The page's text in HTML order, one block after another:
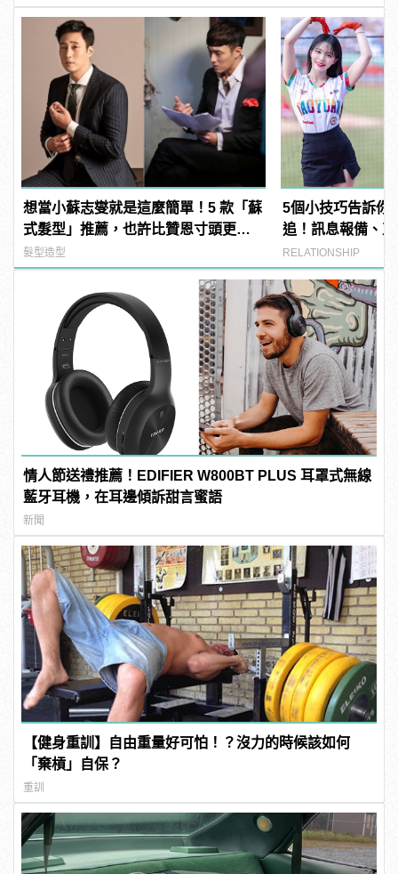
想當小蘇志燮就是這麼簡單！5 款「蘇
式髮型」推薦，也許比贊恩寸頭更適
合你！
髮型造型
5個小技巧告訴你
追！訊息報備、
RELATIONSHIP
情人節送禮推薦！EDIFIER W800BT PLUS 耳罩式無線
藍牙耳機，在耳邊傾訴甜言蜜語
新聞
【健身重訓】自由重量好可怕！？沒力的時候該如何
「棄槓」自保？
重訓